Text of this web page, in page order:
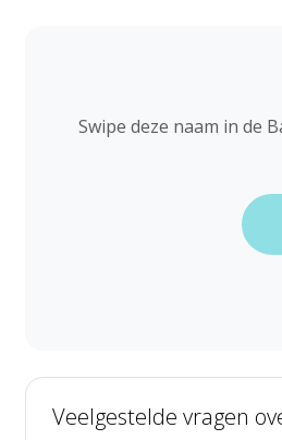
Swipe deze naam in de
Veelgestelde vragen